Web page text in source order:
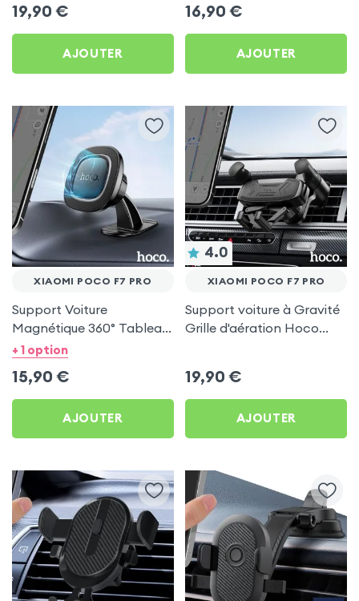
et Twitch
19,90 €
AJOUTER
16,90 €
AJOUTER
XIAOMI POCO F7 PRO
Support Voiture
Magnétique 360° Tableau
de bord Hoco pour Xiaomi
+ 1 option
15,90 €
AJOUTER
4.0
XIAOMI POCO F7 PRO
Support voiture à Gravité
Grille d'aération Hoco
19,90 €
AJOUTER